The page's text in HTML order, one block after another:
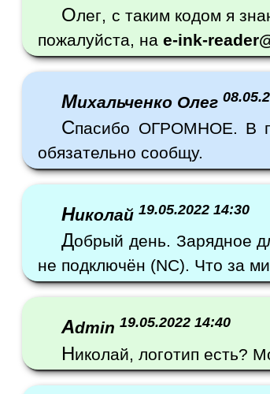
Олег, с таким кодом я
пожалуйста, наe-ink-
Михальченко Олег
Спасибо ОГРОМНОЕ. В
обязательно сообщу.
Николай19.05.2022 14:30
Добрый день. Зарядное
не подключён (NC). Что за
Admin19.05.2022 14:40
Николай, логотип есть?